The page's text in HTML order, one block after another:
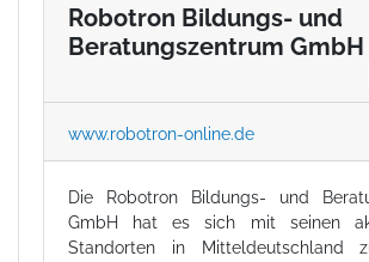
Robotron Bildungs- und
Beratungszentrum GmbH
www.robotron-online.de
Die Robotron Bildungs- und
GmbH hat es sich mit seinen
Standorten in Mitteldeutschland